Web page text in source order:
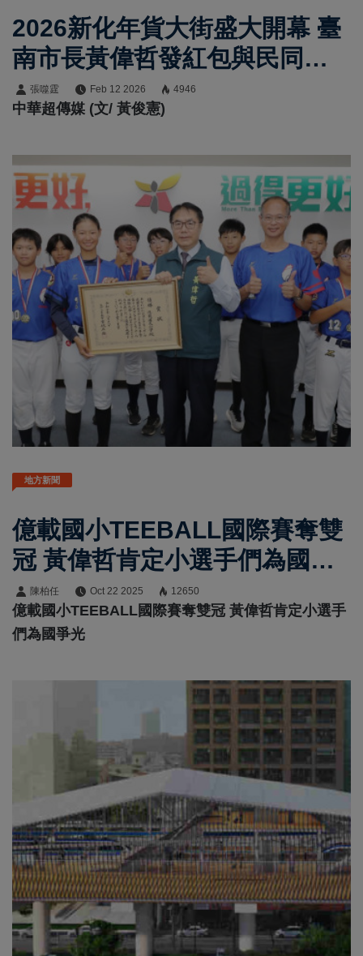
2026新化年貨大街盛大開幕 臺
南市長黃偉哲發紅包與民同樂
迎金馬年
張噬霆 Feb 12 2026 4946
中華超傳媒 (文/ 黃俊憲)
地方新聞
億載國小TEEBALL國際賽奪雙
冠 黃偉哲肯定小選手們為國爭
光陳柏任 Oct 22 2025 12650
億載國小TEEBALL國際賽奪雙冠 黃偉哲肯定小選手
們為國爭光